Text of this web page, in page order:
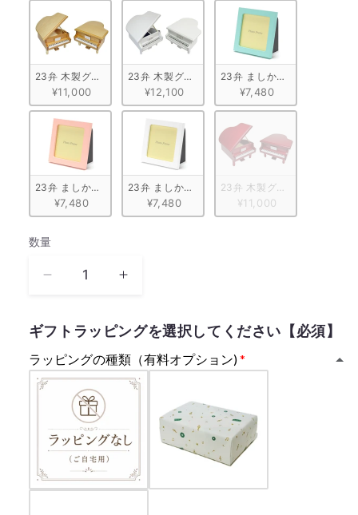
23弁 木製グランドピアノ型　ナチュラル
¥11,000
23弁 木製グランドピアノ型　ホワイト
¥12,100
23弁 ましかくパステルフレ
¥7,480
23弁 ましかくパステルフレーム　ピンク
¥7,480
23弁 ましかくパステルフレーム　ホワイト
¥7,480
23弁 木製グランドピアノ型
¥11,000
数
数量
ら
く
ら
詳
【MM310S+AC】
の
数
さ
ら
く
ら
【MM310S+AC】
の
数
ギフトラッピングを選択してください【必須】
ラッピングの種類（有料オプション)